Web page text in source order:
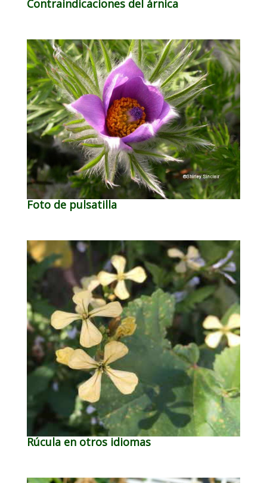
Contraindicaciones del árnica
Foto de pulsatilla
Rúcula en otros idiomas